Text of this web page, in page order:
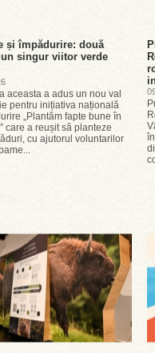
și împădurire: două
singur viitor verde
aceasta a adus un nou val
pentru inițiativa națională
„Plantăm fapte bune în
care a reușit să planteze
cu ajutorul voluntarilor